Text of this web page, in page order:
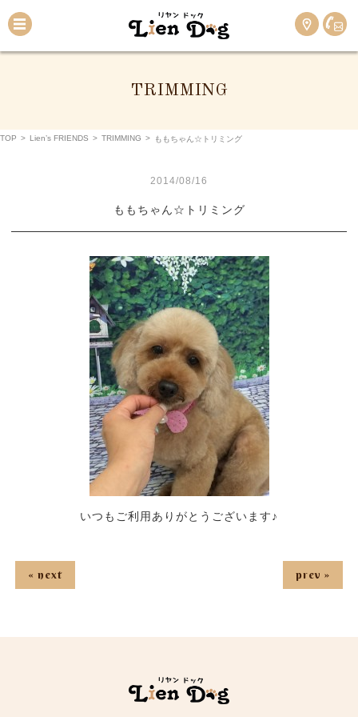
TRIMMING
TOP > Lien’s FRIENDS > TRIMMING > ももちゃん☆トリミング
2014/08/16
ももちゃん☆トリミング
いつもご利用ありがとうございます♪
« next prev »